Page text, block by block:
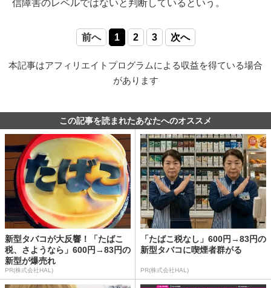
信障害のレベルではないと判断しているという。
前へ 1 2 3 次へ
本記事はアフィリエイトプログラムによる収益を得ている場合
があります
この記事を読まれたあなたへのオススメ
新型タバコが大反響！「たばこ
税、さようなら」600円→83円の
新型が爆売れ
PR(株式会社HAL)
「たばこ税なし」600円→83円の
新型タバコに喫煙者群がる
PR(株式会社HAL)